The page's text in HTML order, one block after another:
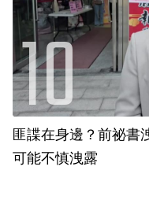
匪諜在身邊？前祕書
可能不慎洩露